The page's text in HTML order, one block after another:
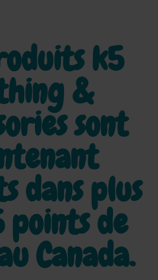
k5
&
sont
dans plus
points de
Canada.